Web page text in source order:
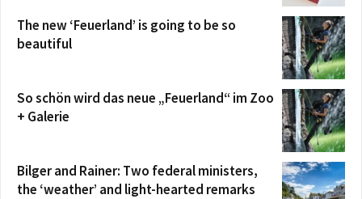
The new ‘Feuerland’ is going to be so
beautiful
So schön wird das neue „Feuerland“ im Zoo
+ Galerie
Bilger and Rainer: Two federal ministers,
the ‘weather’ and light-hearted remarks